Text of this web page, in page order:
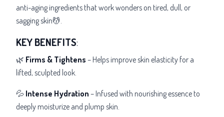
anti-aging ingredients that work wonders on tired, dull, or
sagging skin💆.
KEY BENEFITS:
🌿 Firms & Tightens – Helps improve skin elasticity for a
lifted, sculpted look.
💦 Intense Hydration – Infused with nourishing essence to
deeply moisturize and plump skin.